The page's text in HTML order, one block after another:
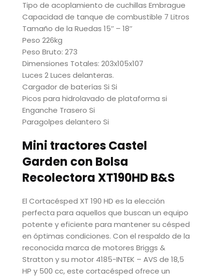
Tipo de acoplamiento de cuchillas Embrague
Capacidad de tanque de combustible 7 Litros
Tamaño de la Ruedas 15’’ – 18’’
Peso 226kg
Peso Bruto: 273
Dimensiones Totales: 203x105x107
Luces 2 Luces delanteras.
Cargador de baterías Si Si
Picos para hidrolavado de plataforma si
Enganche Trasero Si
Paragolpes delantero Si
Mini tractores Castel
Garden con Bolsa
Recolectora XT190HD B&S
El Cortacésped XT 190 HD es la elección
perfecta para aquellos que buscan un equipo
potente y eficiente para mantener su césped
en óptimas condiciones. Con el respaldo de la
reconocida marca de motores Briggs &
Stratton y su motor 4185-INTEK – AVS de 18,5
HP y 500 cc, este cortacésped ofrece un